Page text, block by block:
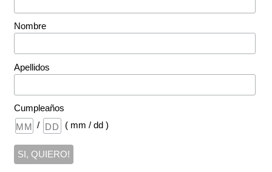
Nombre
Apellidos
Cumpleaños
/
( mm / dd )